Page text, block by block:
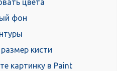
цвета
фон
кисти
картинку в Paint